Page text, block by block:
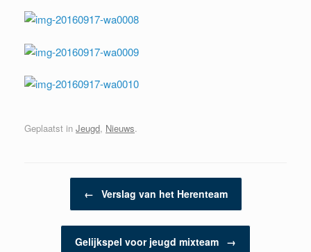
Geplaatst in Jeugd, Nieuws.
Berichtnavigatie
← Verslag van het Herenteam
Gelijkspel voor jeugd mixteam →